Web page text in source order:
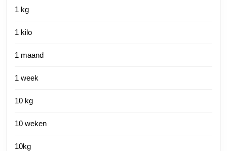
1 kg
1 kilo
1 maand
1 week
10 kg
10 weken
10kg